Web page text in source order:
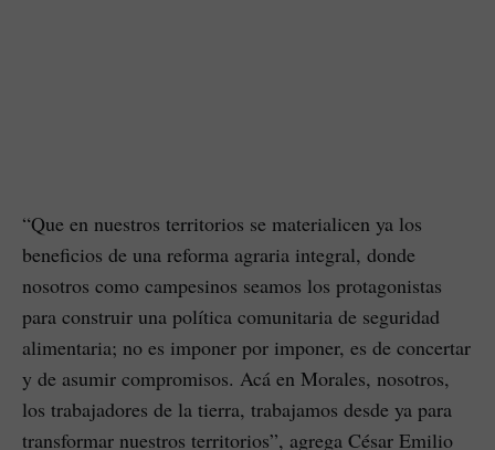
“Que en nuestros territorios se materialicen ya los
beneficios de una reforma agraria integral, donde
nosotros como campesinos seamos los protagonistas
para construir una política comunitaria de seguridad
alimentaria; no es imponer por imponer, es de concertar
y de asumir compromisos. Acá en Morales, nosotros,
los trabajadores de la tierra, trabajamos desde ya para
transformar nuestros territorios”, agrega César Emilio